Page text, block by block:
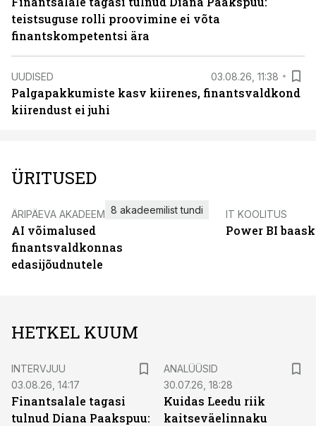
teistsuguse rolli proovimine ei võta
finantskompetentsi ära
UUDISED 03.08.26, 11:38
Palgapakkumiste kasv kiirenes, finantsvaldkond
kiirendust ei juhi
ÜRITUSED
ÄRIPÄEVA AKADEEMIA
AI võimalused
finantsvaldkonnas
edasijõudnutele
8 akadeemilist tundi IT KOOLITUS
Power BI
HETKEL KUUM
INTERVJUU
03.08.26, 14:17
Finantsalale tagasi
tulnud Diana Paakspuu:
ANALÜÜSID
30.07.26, 18:28
Kuidas Leedu riik
kaitseväelinnaku